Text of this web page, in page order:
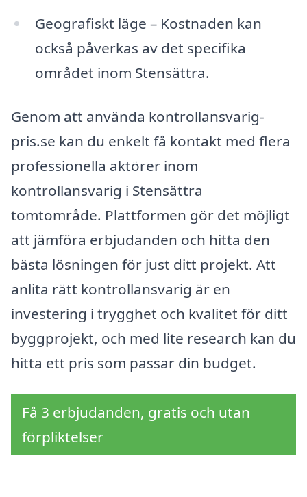
Geografiskt läge – Kostnaden kan
också påverkas av det specifika
området inom Stensättra.
Genom att använda kontrollansvarig-
pris.se kan du enkelt få kontakt med flera
professionella aktörer inom
kontrollansvarig i Stensättra
tomtområde. Plattformen gör det möjligt
att jämföra erbjudanden och hitta den
bästa lösningen för just ditt projekt. Att
anlita rätt kontrollansvarig är en
investering i trygghet och kvalitet för ditt
byggprojekt, och med lite research kan du
hitta ett pris som passar din budget.
Få 3 erbjudanden, gratis och utan
förpliktelser